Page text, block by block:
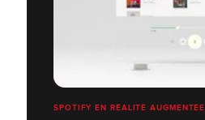
SPOTIFY EN RÉALITÉ AUGMENTÉE